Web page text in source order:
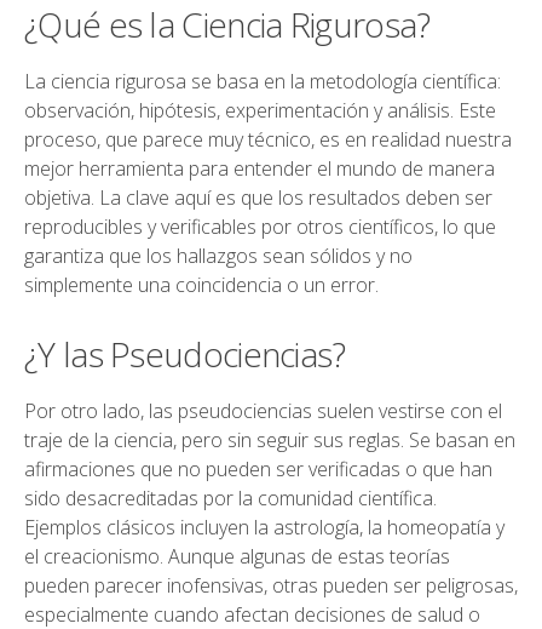
¿Qué es la Ciencia Rigurosa?
La ciencia rigurosa se basa en la metodología científica:
observación, hipótesis, experimentación y análisis. Este
proceso, que parece muy técnico, es en realidad nuestra
mejor herramienta para entender el mundo de manera
objetiva. La clave aquí es que los resultados deben ser
reproducibles y verificables por otros científicos, lo que
garantiza que los hallazgos sean sólidos y no
simplemente una coincidencia o un error.
¿Y las Pseudociencias?
Por otro lado, las pseudociencias suelen vestirse con el
traje de la ciencia, pero sin seguir sus reglas. Se basan en
afirmaciones que no pueden ser verificadas o que han
sido desacreditadas por la comunidad científica.
Ejemplos clásicos incluyen la astrología, la homeopatía y
el creacionismo. Aunque algunas de estas teorías
pueden parecer inofensivas, otras pueden ser peligrosas,
especialmente cuando afectan decisiones de salud o